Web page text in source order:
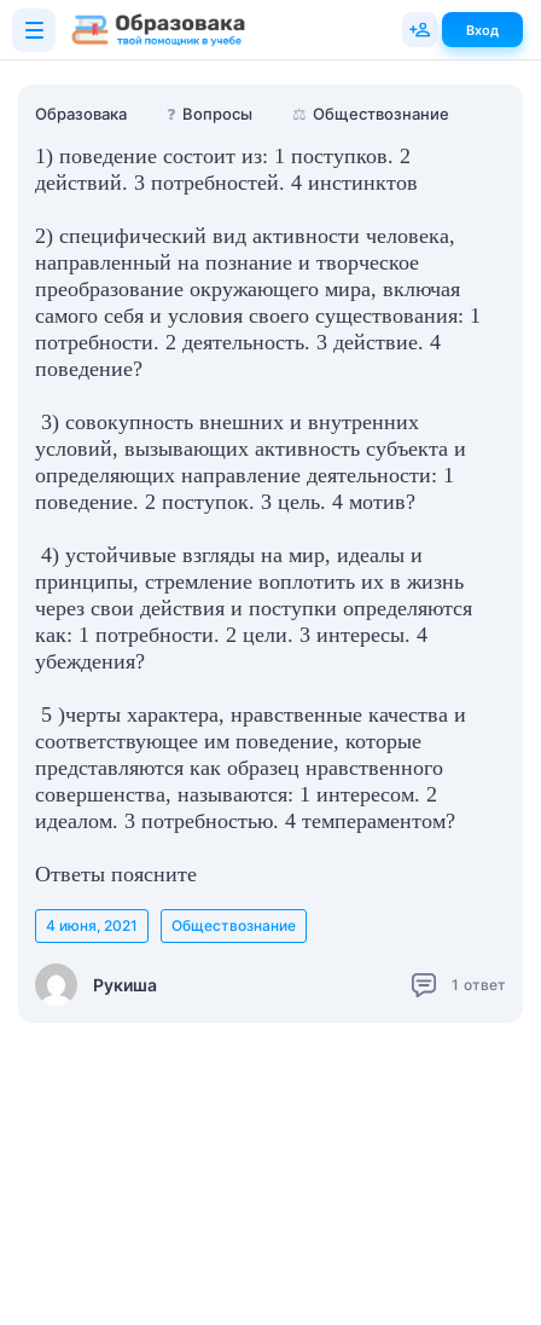
Образовака ❓ Вопросы ⚖️ Обществознание
1) поведение состоит из: 1 поступков. 2
действий. 3 потребностей. 4 инстинктов
2) специфический вид активности человека,
направленный на познание и творческое
преобразование окружающего мира, включая
самого себя и условия своего существования: 1
потребности. 2 деятельность. 3 действие. 4
поведение?
3) совокупность внешних и внутренних
условий, вызывающих активность субъекта и
определяющих направление деятельности: 1
поведение. 2 поступок. 3 цель. 4 мотив?
4) устойчивые взгляды на мир, идеалы и
принципы, стремление воплотить их в жизнь
через свои действия и поступки определяются
как: 1 потребности. 2 цели. 3 интересы. 4
убеждения?
5 )черты характера, нравственные качества и
соответствующее им поведение, которые
представляются как образец нравственного
совершенства, называются: 1 интересом. 2
идеалом. 3 потребностью. 4 темпераментом?
Ответы поясните
Рукиша
4 июня, 2021 Обществознание
1 ответ
Вход